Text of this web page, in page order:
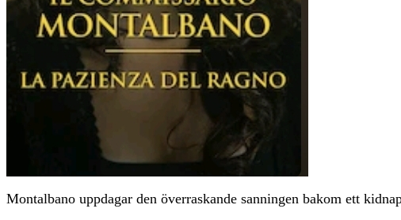
Montalbano uppdagar den överraskande sanningen bakom ett